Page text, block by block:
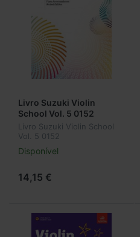
Livro Suzuki Violin
School Vol. 5 0152
Livro Suzuki Violin School
Vol. 5 0152
Disponível
14,15 €